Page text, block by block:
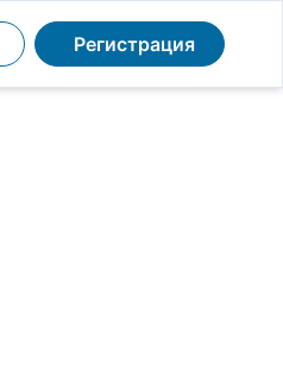
Регистрация